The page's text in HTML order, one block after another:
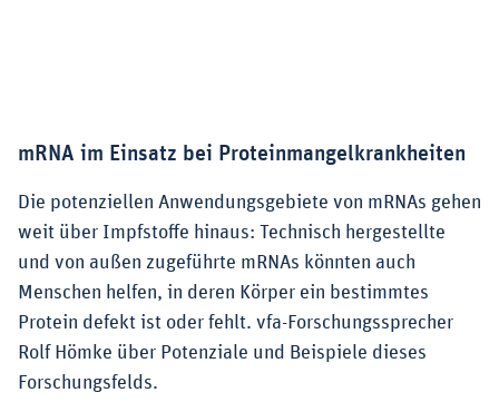
mRNA im Einsatz bei Proteinmangelkrankheiten
Die potenziellen Anwendungsgebiete von mRNAs gehen
weit über Impfstoffe hinaus: Technisch hergestellte
und von außen zugeführte mRNAs könnten auch
Menschen helfen, in deren Körper ein bestimmtes
Protein defekt ist oder fehlt. vfa-Forschungssprecher
Rolf Hömke über Potenziale und Beispiele dieses
Forschungsfelds.